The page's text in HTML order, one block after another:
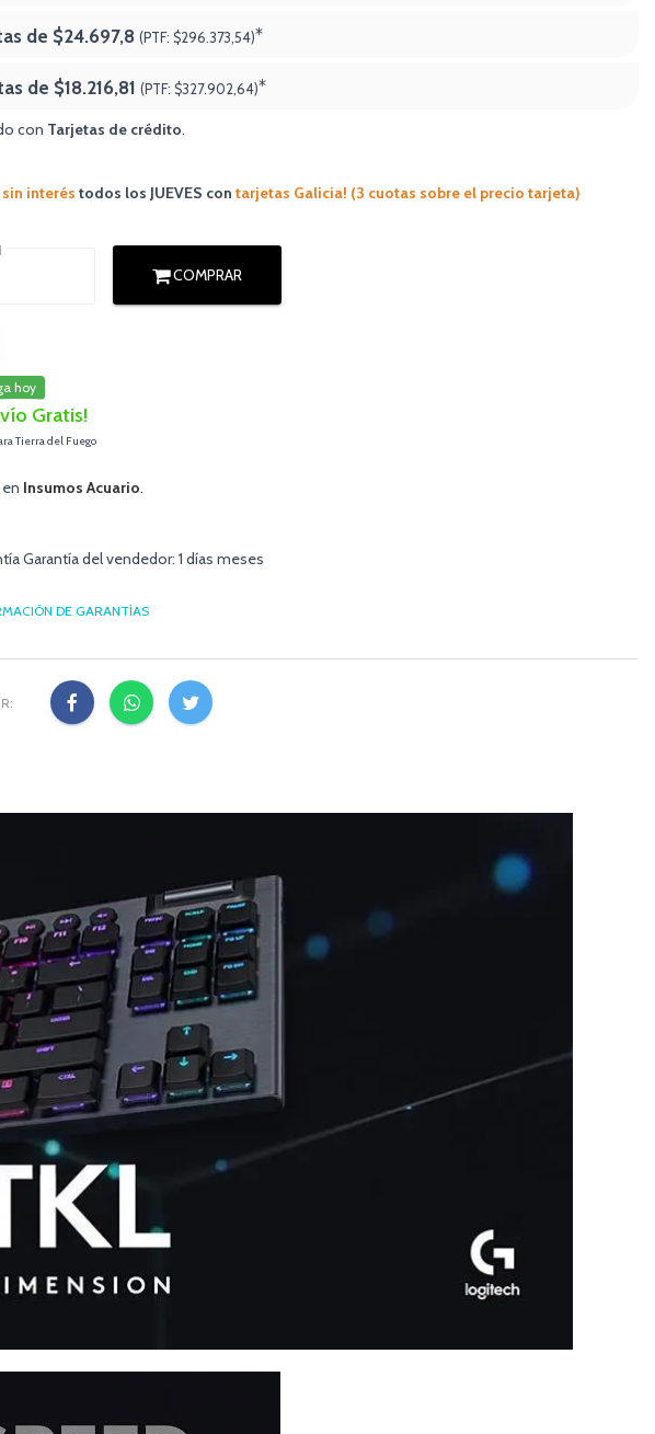
de $24.697,8 (PTF: $296.373,54)*
de $18.216,81 (PTF: $327.902,64)*
con Tarjetas de crédito.
sin interés todos los JUEVES con tarjetas Galicia! (3 cuotas sobre el precio tarjeta)
COMPRAR
hoy
Gratis!
Tierra del Fuego
Insumos Acuario.
Garantía del vendedor: 1 días meses
DE GARANTÍAS